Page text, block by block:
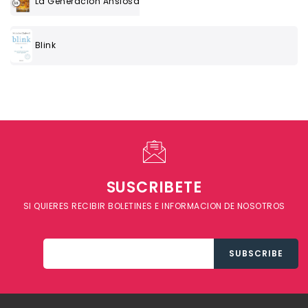
Blink
SUSCRIBETE
SI QUIERES RECIBIR BOLETINES E INFORMACION DE NOSOTROS